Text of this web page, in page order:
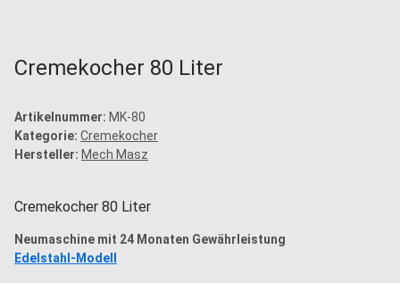
Cremekocher 80 Liter
Artikelnummer: MK-80
Kategorie: Cremekocher
Hersteller: Mech Masz
Cremekocher 80 Liter
Neumaschine mit 24 Monaten Gewährleistung
Edelstahl-Modell